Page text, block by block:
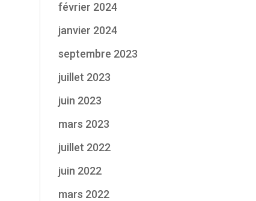
février 2024
janvier 2024
septembre 2023
juillet 2023
juin 2023
mars 2023
juillet 2022
juin 2022
mars 2022